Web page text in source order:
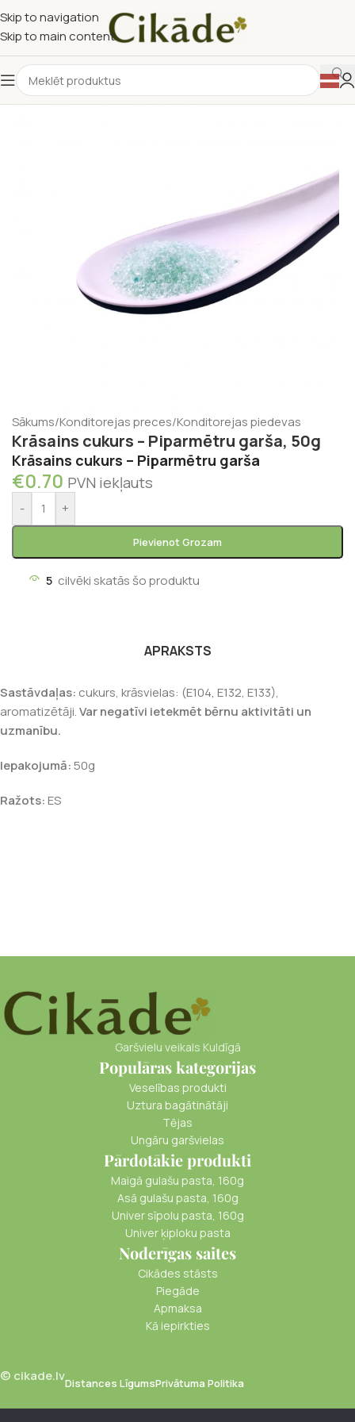
Skip to navigation
Skip to main content
Sākums/Konditorejas preces/Konditorejas piedevas
Krāsains cukurs – Piparmētru garša, 50g
Krāsains cukurs – Piparmētru garša
€0.70 PVN iekļauts
- +
Pievienot Grozam
5 cilvēki skatās šo produktu
APRAKSTS
Sastāvdaļas: cukurs, krāsvielas: (E104, E132, E133),
aromatizētāji.Var negatīvi ietekmēt bērnu aktivitāti un
uzmanību.
Iepakojumā:50g
Ražots:ES
Garšvielu veikals Kuldīgā
Populāras kategorijas
Veselības produkti
Uztura bagātinātāji
Tējas
Ungāru garšvielas
Pārdotākie produkti
Maigā gulašu pasta, 160g
Asā gulašu pasta, 160g
Univer sīpolu pasta, 160g
Univer ķiploku pasta
Noderīgas saites
Cikādes stāsts
Piegāde
Apmaksa
Kā iepirkties
© cikade.lvDistances LīgumsPrivātuma Politika